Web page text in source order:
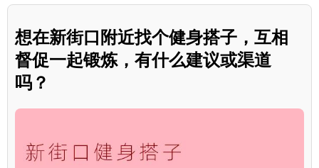
想在新街口附近找个健身搭子，互相
督促一起锻炼，有什么建议或渠道
吗？